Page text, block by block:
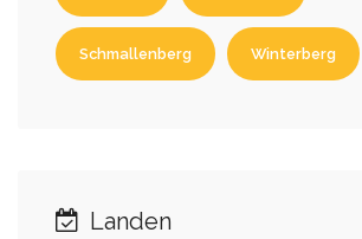
Schmallenberg Winterberg
Landen